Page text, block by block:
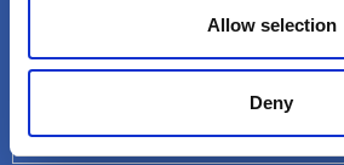
Allow selection
Deny